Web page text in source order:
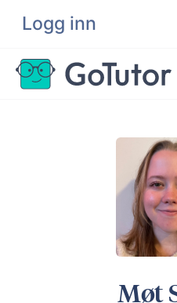
Logg inn
Søk
Privatundervisning
Eksamenshjelp
Bli privatlærer
Møt